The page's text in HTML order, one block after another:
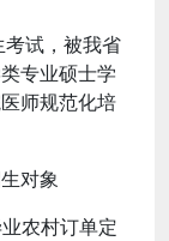
考试，被我省
专业硕士学
师规范化培
对象
农村订单定